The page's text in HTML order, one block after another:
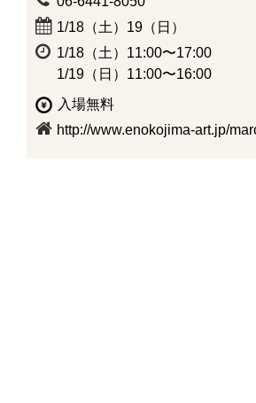
1/18（土）19（日）
1/18（土）11:00〜17:00
1/19（日）11:00〜16:00
入場無料
http://www.enokojima-art.jp/